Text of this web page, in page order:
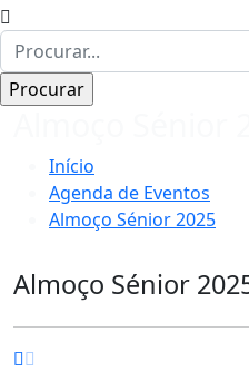
Início
Agenda de Eventos
Almoço Sénior 2025
Almoço Sénior